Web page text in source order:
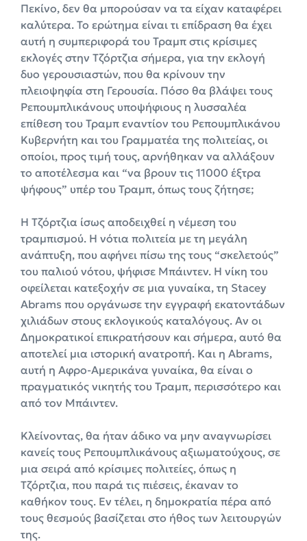
Πεκίνο, δεν θα μπορούσαν να τα είχαν καταφέρει
καλύτερα. Το ερώτημα είναι τι επίδραση θα έχει
αυτή η συμπεριφορά του Τραμπ στις κρίσιμες
εκλογές στην Τζόρτζια σήμερα, για την εκλογή
δυο γερουσιαστών, που θα κρίνουν την
πλειοψηφία στη Γερουσία. Πόσο θα βλάψει τους
Ρεπουμπλικάνους υποψήφιους η λυσσαλέα
επίθεση του Τραμπ εναντίον του Ρεπουμπλικάνου
Κυβερνήτη και του Γραμματέα της πολιτείας, οι
οποίοι, προς τιμή τους, αρνήθηκαν να αλλάξουν
το αποτέλεσμα και “να βρουν τις 11000 έξτρα
ψήφους” υπέρ του Τραμπ, όπως τους ζήτησε;
Η Τζόρτζια ίσως αποδειχθεί η νέμεση του
τραμπισμού. Η νότια πολιτεία με τη μεγάλη
ανάπτυξη, που αφήνει πίσω της τους “σκελετούς”
του παλιού νότου, ψήφισε Μπάιντεν. Η νίκη του
οφείλεται κατεξοχήν σε μια γυναίκα, τη Stacey
Abrams που οργάνωσε την εγγραφή εκατοντάδων
χιλιάδων στους εκλογικούς καταλόγους. Αν οι
Δημοκρατικοί επικρατήσουν και σήμερα, αυτό θα
αποτελεί μια ιστορική ανατροπή. Και η Abrams,
αυτή η Αφρο-Αμερικάνα γυναίκα, θα είναι ο
πραγματικός νικητής του Τραμπ, περισσότερο και
από τον Μπάιντεν.
Κλείνοντας, θα ήταν άδικο να μην αναγνωρίσει
κανείς τους Ρεπουμπλικάνους αξιωματούχους, σε
μια σειρά από κρίσιμες πολιτείες, όπως η
Τζόρτζια, που παρά τις πιέσεις, έκαναν το
καθήκον τους. Εν τέλει, η δημοκρατία πέρα από
τους θεσμούς βασίζεται στο ήθος των λειτουργών
της.